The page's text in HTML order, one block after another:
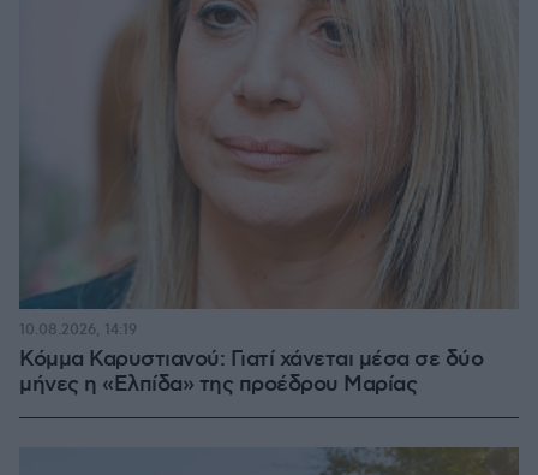
Κόμμα Καρυστιανού: Γιατί χάνεται μέσα σε δύο
μήνες η «Ελπίδα» της προέδρου Μαρίας
10.08.2026, 14:19